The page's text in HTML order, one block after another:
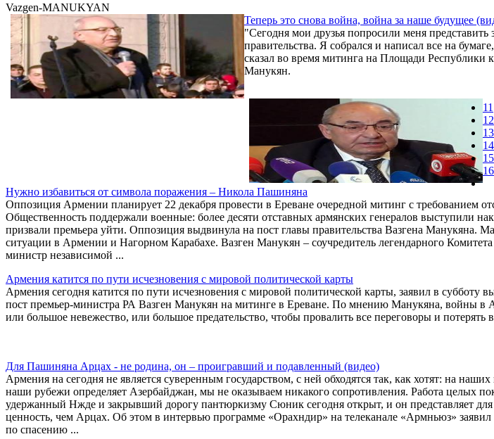
Vazgen-MANUKYAN
Теперь это снова война, война за наше будущее
"Сегодня мои друзья попросили меня
правительства. Я собрался и написал все на
сказал во время митинга на Площади Республики
Манукян.
Нужно избавиться от символа поражения – Никола Пашиняна
Оппозиция Армении планирует 22 декабря провести в Ереване очередной митинг с требованием
Общественность поддержали военные: более десяти отставных армянских генералов выступили
призвали премьера уйти. Оппозиция выдвинула на пост главы правительства Вазгена Манукяна.
ситуации в Армении и Нагорном Карабахе. Вазген Манукян – соучредитель легендарного
министр независимой ...
Армения катится по пути исчезновения с мировой политической карты
Армения сегодня катится по пути исчезновения с мировой политической карты, заявил в субботу
пост премьер-министра РА Вазген Манукян на митинге в Ереване. По мнению Манукяна, войны в
или большое невежество, или большое предательство, чтобы провалить все переговоры и потерять
Для Пашиняна Арцах - не родина, он – проигравший и подавленный (видео)
Армения на сегодня не является суверенным государством, с ней обходятся так, как хотят: на
наши рубежи определяет Азербайджан, мы не оказываем никакого сопротивления. Работа целых
удержанный Нжде и закрывший дорогу пантюркизму Сюник сегодня открыт, и он представляет
ценность, чем Арцах. Об этом в интервью программе «Орахндир» на телеканале «Армньюз»
по спасению ...
11
12
13
14
15
16